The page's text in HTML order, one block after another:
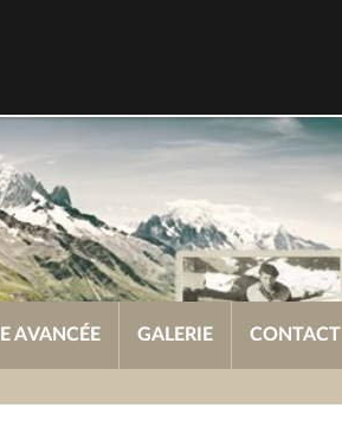
AVANCÉE GALERIE CONTACT